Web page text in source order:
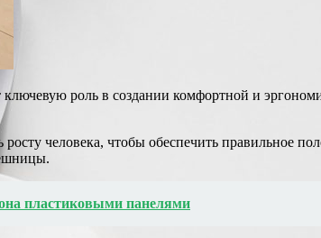
роль в создании комфортной и
росту человека, чтобы обеспечить правильное
пластиковыми панелями